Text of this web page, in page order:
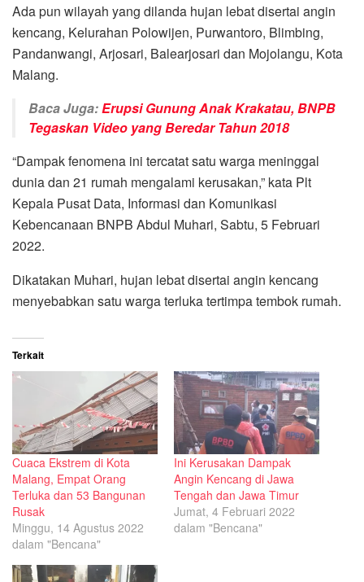
Ada pun wilayah yang dilanda hujan lebat disertai angin
kencang, Kelurahan Polowijen, Purwantoro, Blimbing,
Pandanwangi, Arjosari, Balearjosari dan Mojolangu, Kota
Malang.
Baca Juga:Erupsi Gunung Anak Krakatau, BNPB
Tegaskan Video yang Beredar Tahun 2018
“Dampak fenomena ini tercatat satu warga meninggal
dunia dan 21 rumah mengalami kerusakan,” kata Plt
Kepala Pusat Data, Informasi dan Komunikasi
Kebencanaan BNPB Abdul Muhari, Sabtu, 5 Februari
2022.
Dikatakan Muhari, hujan lebat disertai angin kencang
menyebabkan satu warga terluka tertimpa tembok rumah.
Terkait
Cuaca Ekstrem di Kota
Malang, Empat Orang
Terluka dan 53 Bangunan
Rusak
Minggu, 14 Agustus 2022
dalam "Bencana"
Ini Kerusakan Dampak
Angin Kencang di Jawa
Tengah dan Jawa Timur
Jumat, 4 Februari 2022
dalam "Bencana"